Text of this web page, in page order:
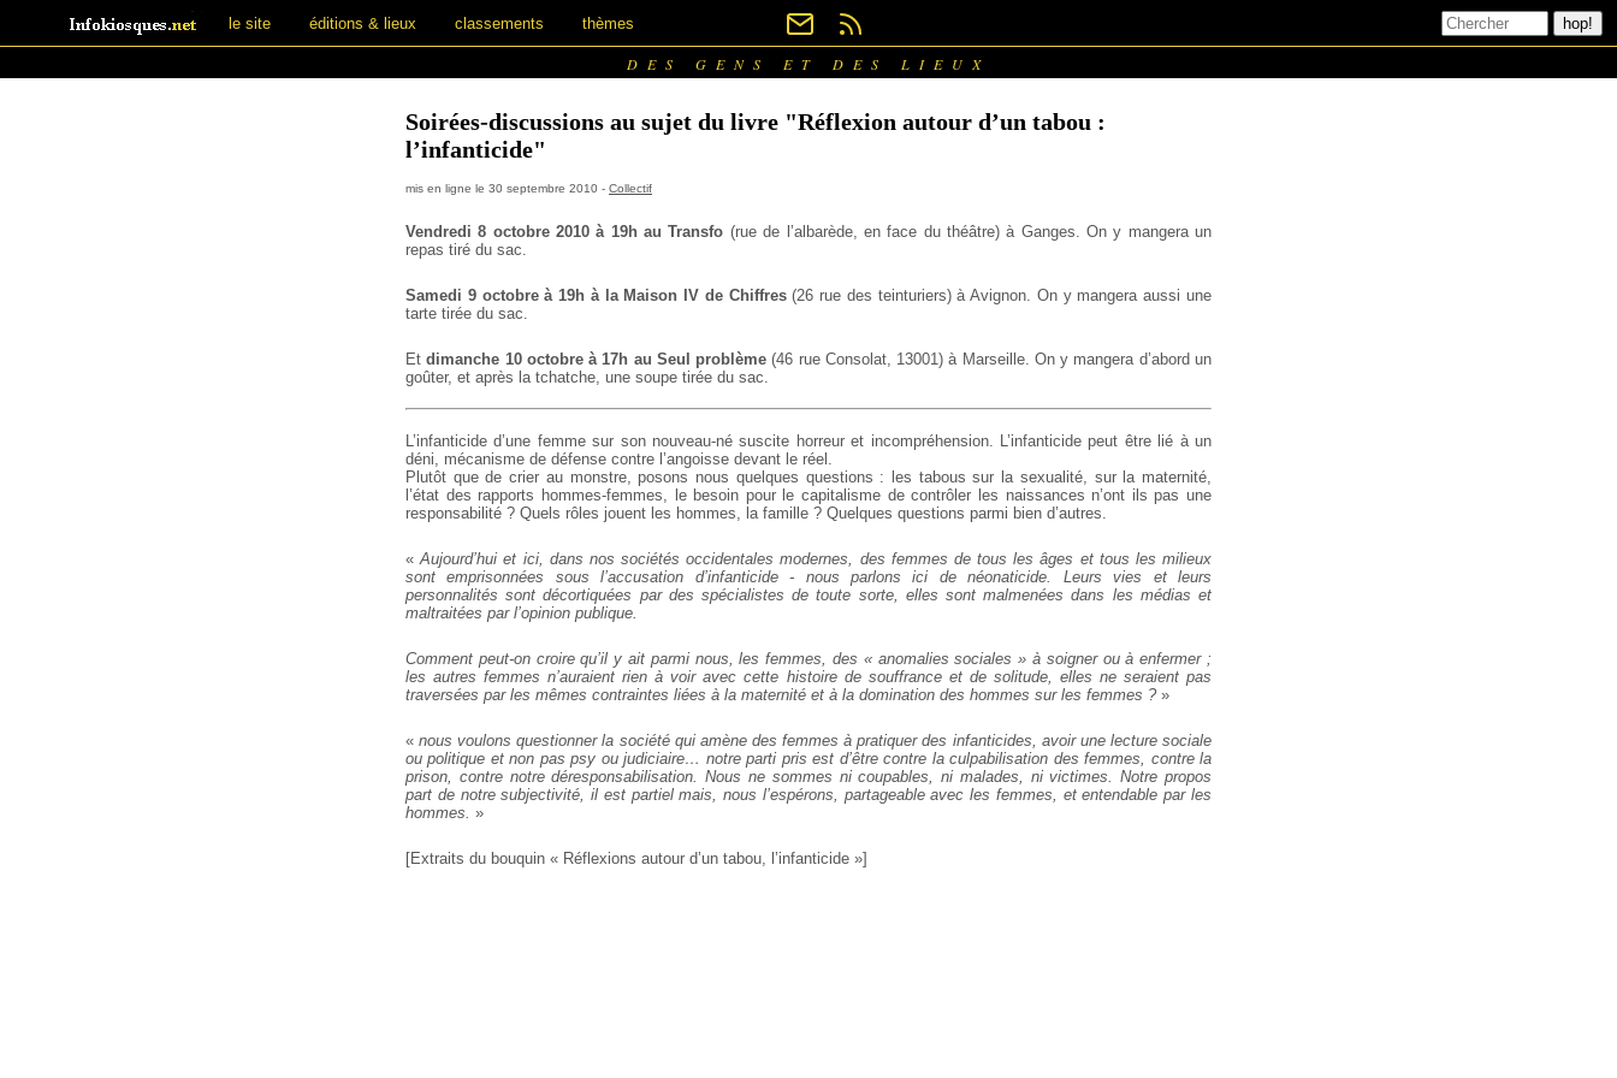
le site éditions & lieux classements thèmes
DES GENS ET DES LIEUX
Soirées-discussions au sujet du livre "Réflexion autour d’un tabou :
l’infanticide"
mis en ligne le 30 septembre 2010 - Collectif
Vendredi 8 octobre 2010 à 19h au Transfo (rue de l’albarède, en face du théâtre) à Ganges. On y mangera un
repas tiré du sac.
Samedi 9 octobre à 19h à la Maison IV de Chiffres(26 rue des teinturiers) à Avignon. On y mangera aussi une
tarte tirée du sac.
Etdimanche 10 octobre à 17h au Seul problème (46 rue Consolat, 13001) à Marseille. On y mangera d’abord un
goûter, et après la tchatche, une soupe tirée du sac.
L’infanticide d’une femme sur son nouveau-né suscite horreur et incompréhension. L’infanticide peut être lié à un
déni, mécanisme de défense contre l’angoisse devant le réel.
Plutôt que de crier au monstre, posons nous quelques questions : les tabous sur la sexualité, sur la maternité,
l’état des rapports hommes-femmes, le besoin pour le capitalisme de contrôler les naissances n’ont ils pas une
responsabilité ? Quels rôles jouent les hommes, la famille ? Quelques questions parmi bien d’autres.
«Aujourd’hui et ici, dans nos sociétés occidentales modernes, des femmes de tous les âges et tous les milieux
sont emprisonnées sous l’accusation d’infanticide - nous parlons ici de néonaticide. Leurs vies et leurs
personnalités sont décortiquées par des spécialistes de toute sorte, elles sont malmenées dans les médias et
maltraitées par l’opinion publique.
Comment peut-on croire qu’il y ait parmi nous, les femmes, des « anomalies sociales » à soigner ou à enfermer ;
les autres femmes n’auraient rien à voir avec cette histoire de souffrance et de solitude, elles ne seraient pas
traversées par les mêmes contraintes liées à la maternité et à la domination des hommes sur les femmes ? »
«nous voulons questionner la société qui amène des femmes à pratiquer des infanticides, avoir une lecture sociale
ou politique et non pas psy ou judiciaire… notre parti pris est d’être contre la culpabilisation des femmes, contre la
prison, contre notre déresponsabilisation. Nous ne sommes ni coupables, ni malades, ni victimes. Notre propos
part de notre subjectivité, il est partiel mais, nous l’espérons, partageable avec les femmes, et entendable par les
hommes. »
[Extraits du bouquin « Réflexions autour d’un tabou, l’infanticide »]